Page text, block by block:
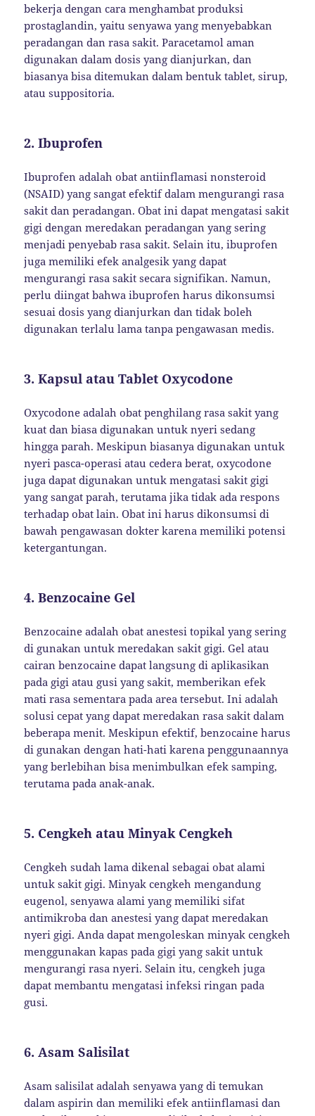
bekerja dengan cara menghambat produksi
prostaglandin, yaitu senyawa yang menyebabkan
peradangan dan rasa sakit. Paracetamol aman
digunakan dalam dosis yang dianjurkan, dan
biasanya bisa ditemukan dalam bentuk tablet, sirup,
atau suppositoria.
2.Ibuprofen
Ibuprofen adalah obat antiinflamasi nonsteroid
(NSAID) yang sangat efektif dalam mengurangi rasa
sakit dan peradangan. Obat ini dapat mengatasi sakit
gigi dengan meredakan peradangan yang sering
menjadi penyebab rasa sakit. Selain itu, ibuprofen
juga memiliki efek analgesik yang dapat
mengurangi rasa sakit secara signifikan. Namun,
perlu diingat bahwa ibuprofen harus dikonsumsi
sesuai dosis yang dianjurkan dan tidak boleh
digunakan terlalu lama tanpa pengawasan medis.
3.Kapsul atau Tablet Oxycodone
Oxycodone adalah obat penghilang rasa sakit yang
kuat dan biasa digunakan untuk nyeri sedang
hingga parah. Meskipun biasanya digunakan untuk
nyeri pasca-operasi atau cedera berat, oxycodone
juga dapat digunakan untuk mengatasi sakit gigi
yang sangat parah, terutama jika tidak ada respons
terhadap obat lain. Obat ini harus dikonsumsi di
bawah pengawasan dokter karena memiliki potensi
ketergantungan.
4.Benzocaine Gel
Benzocaine adalah obat anestesi topikal yang sering
di gunakan untuk meredakan sakit gigi. Gel atau
cairan benzocaine dapat langsung di aplikasikan
pada gigi atau gusi yang sakit, memberikan efek
mati rasa sementara pada area tersebut. Ini adalah
solusi cepat yang dapat meredakan rasa sakit dalam
beberapa menit. Meskipun efektif, benzocaine harus
di gunakan dengan hati-hati karena penggunaannya
yang berlebihan bisa menimbulkan efek samping,
terutama pada anak-anak.
5. Cengkeh atau Minyak Cengkeh
Cengkeh sudah lama dikenal sebagai obat alami
untuk sakit gigi. Minyak cengkeh mengandung
eugenol, senyawa alami yang memiliki sifat
antimikroba dan anestesi yang dapat meredakan
nyeri gigi. Anda dapat mengoleskan minyak cengkeh
menggunakan kapas pada gigi yang sakit untuk
mengurangi rasa nyeri. Selain itu, cengkeh juga
dapat membantu mengatasi infeksi ringan pada
gusi.
6.Asam Salisilat
Asam salisilat adalah senyawa yang di temukan
dalam aspirin dan memiliki efek antiinflamasi dan